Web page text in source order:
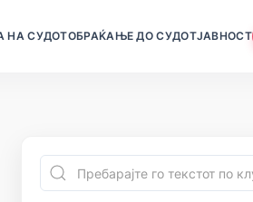
НА СУДОТОБРАЌАЊЕ ДО СУДОТЈАВНОСТ